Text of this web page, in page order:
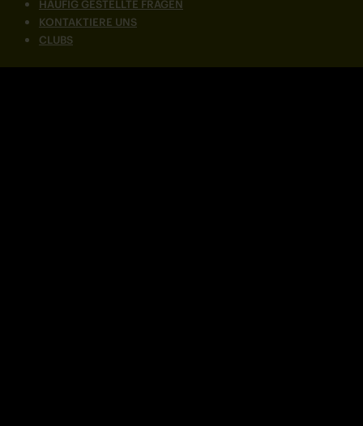
HÄUFIG GESTELLTE FRAGEN
KONTAKTIERE UNS
CLUBS